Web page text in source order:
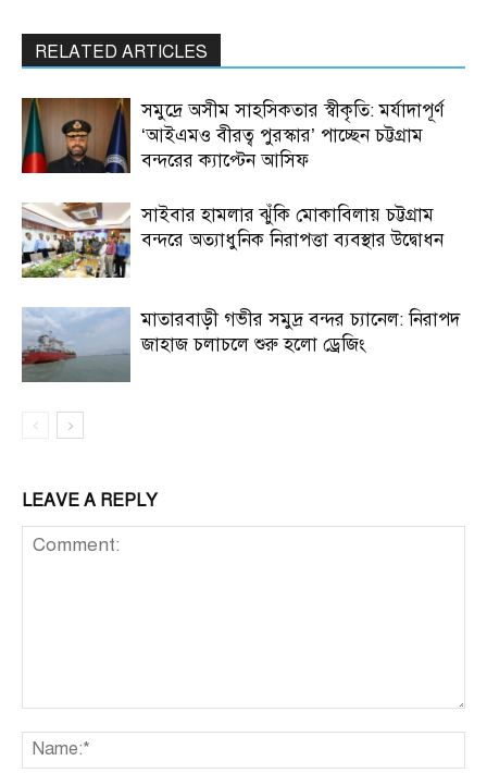
RELATED ARTICLES
সমুদ্রে অসীম সাহসিকতার স্বীকৃতি: মর্যাদাপূর্ণ
‘আইএমও বীরত্ব পুরস্কার’ পাচ্ছেন চট্টগ্রাম
বন্দরের ক্যাপ্টেন আসিফ
সাইবার হামলার ঝুঁকি মোকাবিলায় চট্টগ্রাম
বন্দরে অত্যাধুনিক নিরাপত্তা ব্যবস্থার উদ্বোধন
মাতারবাড়ী গভীর সমুদ্র বন্দর চ্যানেল: নিরাপদ
জাহাজ চলাচলে শুরু হলো ড্রেজিং
LEAVE A REPLY